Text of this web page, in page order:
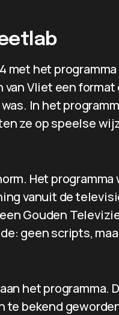
met het programma
Vliet een format
In het
ze op speelse
Het
vanuit de
Gouden
geen scripts,
het programma.
te bekend